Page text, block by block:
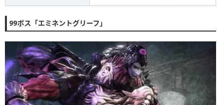
99ボス「エミネントグリーフ」